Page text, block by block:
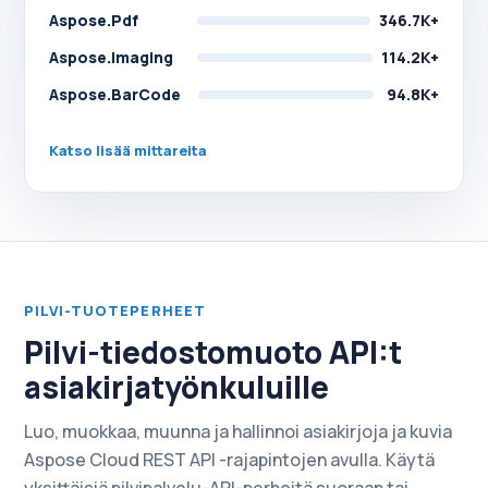
Aspose.Pdf
346.7K+
Aspose.Imaging
114.2K+
Aspose.BarCode
94.8K+
Katso lisää mittareita
PILVI-TUOTEPERHEET
Pilvi-tiedostomuoto API:t
asiakirjatyönkuluille
Luo, muokkaa, muunna ja hallinnoi asiakirjoja ja kuvia
Aspose Cloud REST API -rajapintojen avulla. Käytä